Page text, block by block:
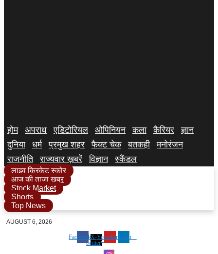
होम अपराध एडिटोरियल ओपिनियन कला कैरियर
ज्ञान
दुनिया
धर्म प्रमुख शहर फैक्ट चेक बतकही
मनोरंजन
राजनीति
राज्यवार ख़बरें विज्ञान स्कैंडल
लाइव क्रिकेट स्कोर
आज की ताजा खबर
Stock Market
Shorts
Top News
AUGUST 6, 2026
FacebookX-
twitter
YoutubeLinkedin